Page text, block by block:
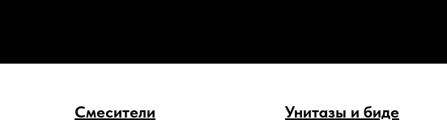
Смесители Унитазы и биде